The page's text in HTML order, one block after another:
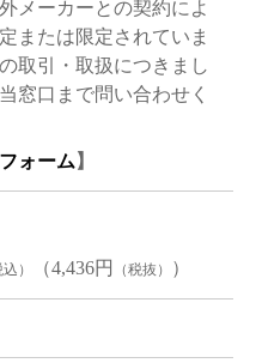
メーカーとの契約によ
または限定されていま
取引・取扱につきまし
窓口まで問い合わせく
ォーム 】
） （4,436円 （税抜） ）